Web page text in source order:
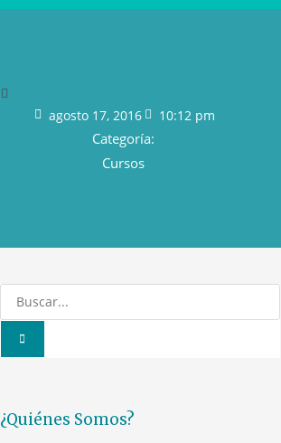
agosto 17, 2016 10:12 pm
Categoría:
Cursos
¿Quiénes Somos?